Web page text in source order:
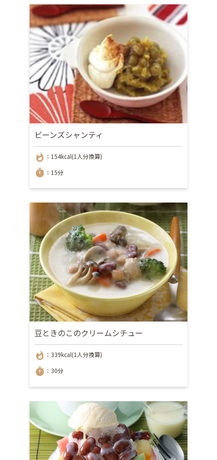
ビーンズシャンティ
whatshot ：154kcal(1人分換算)
timer ：15分
豆ときのこのクリームシチュー
whatshot ：339kcal(1人分換算)
timer ：30分